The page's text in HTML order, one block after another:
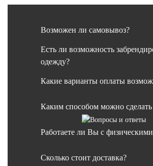
Возможен ли самовывоз?
Есть ли возможность
одежду?
Какие варианты оплаты
Каким способом можно сделать
Работаете ли Вы с
Сколько стоит доставка?